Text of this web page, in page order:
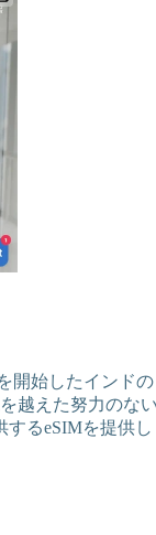
開始したインドの
越えた努力のない
るeSIMを提供し